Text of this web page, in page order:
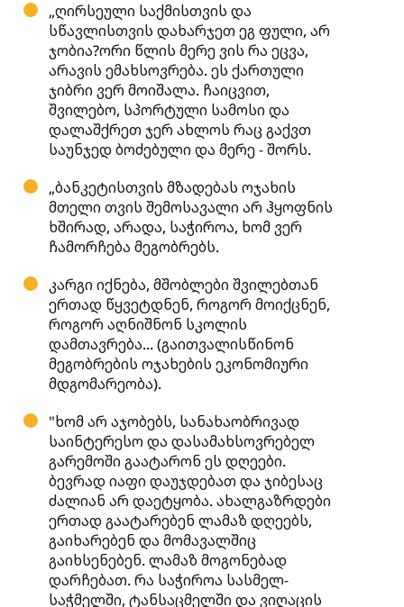
„ღირსეული საქმისთვის და
სწავლისთვის დახარჯეთ ეგ ფული, არ
ჯობია?ორი წლის მერე ვის რა ეცვა,
არავის ემახსოვრება. ეს ქართული
ჯიბრი ვერ მოიშალა. ჩაიცვით,
შვილებო, სპორტული სამოსი და
დალაშქრეთ ჯერ ახლოს რაც გაქვთ
საუნჯედ ბოძებული და მერე - შორს.
„ბანკეტისთვის მზადებას ოჯახის
მთელი თვის შემოსავალი არ ჰყოფნის
ხშირად, არადა, საჭიროა, ხომ ვერ
ჩამორჩება მეგობრებს.
კარგი იქნება, მშობლები შვილებთან
ერთად წყვეტდნენ, როგორ მოიქცნენ,
როგორ აღნიშნონ სკოლის
დამთავრება... (გაითვალისწინონ
მეგობრების ოჯახების ეკონომიური
მდგომარეობა).
"ხომ არ აჯობებს, სანახაობრივად
საინტერესო და დასამახსოვრებელ
გარემოში გაატარონ ეს დღეები.
ბევრად იაფი დაუჯდებათ და ჯიბესაც
ძალიან არ დაეტყობა. ახალგაზრდები
ერთად გაატარებენ ლამაზ დღეებს,
გაიხარებენ და მომავალშიც
გაიხსენებენ. ლამაზ მოგონებად
დარჩებათ. რა საჭიროა სასმელ-
საჭმელში, ტანსაცმელში და ვიღაცის